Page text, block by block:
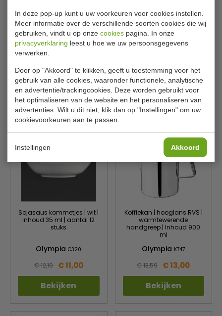
In deze pop-up kunt u uw voorkeuren voor cookies instellen.
Meer informatie over de verschillende soorten cookies die wij
gebruiken, vindt u op onze cookies pagina. In onze
privacyverklaring leest u hoe we uw persoonsgegevens
verwerken.
Door op "Akkoord" te klikken, geeft u toestemming voor het
gebruik van alle cookies, waaronder functionele, analytische
en advertentie/trackingcookies. Deze worden gebruikt voor
het optimaliseren van de website en het personaliseren van
advertenties. Wilt u dit niet, klik dan op "Instellingen" om uw
cookievoorkeuren aan te passen.
Instellingen Akkoord
Theekan | RVS | met
klapdeksel | Inhoud 560 ml
€ 10,39 € 10,00
Bekijken
Aantal 6 stuksInhoud 3 cl
€ 10,19 € 10,00
Bekijken
Sojasaus kommetjes | wit |
inhoud 35 ml | aantal 12
stuks
OlympiaC320
€ 12,19 € 11,00
Bekijken
Koffiekan | hooglans RVS |
warmtewerende
handgreep | Inhoud 900
ml
Olympia K747
€ 13,59 € 13,00
Bekijken